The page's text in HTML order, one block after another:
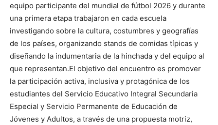
equipo participante del mundial de fútbol 2026 y durante
una primera etapa trabajaron en cada escuela
investigando sobre la cultura, costumbres y geografías
de los países, organizando stands de comidas típicas y
diseñando la indumentaria de la hinchada y del equipo al
que representan.El objetivo del encuentro es promover
la participación activa, inclusiva y protagónica de los
estudiantes del Servicio Educativo Integral Secundaria
Especial y Servicio Permanente de Educación de
Jóvenes y Adultos, a través de una propuesta motriz,